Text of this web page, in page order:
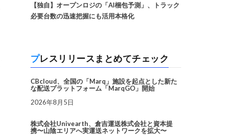
【独自】オープンロジの「AI梱包予測」、トラック
必要台数の迅速把握にも活用本格化
プレスリリースまとめてチェック
CBcloud、全国の「Marq」施設を起点とした新た
な配送プラットフォーム「MarqGO」開始
2026年8月5日
株式会社Univearth、倉吉運送株式会社と資本提
携〜山陰エリアへ実運送ネットワークを拡大〜